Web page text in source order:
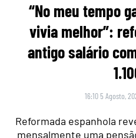
“No meu tempo
vivia melhor”:
antigo salário
16:10 5 Agosto,
Reformada espanhola
mensalmente uma